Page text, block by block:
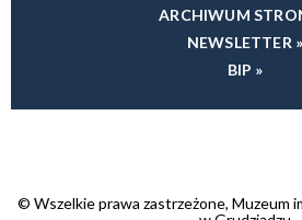
ARCHIWUM
NEWSLETTER »
BIP »
© Wszelkie prawa zastrzeżone, Muzeum